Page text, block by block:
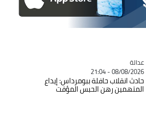
Catégorie
عدالة
08/08/2026 - 21:04
حادث انقلاب حافلة ببومرداس: إيداع
المتهمين رهن الحبس المؤقت